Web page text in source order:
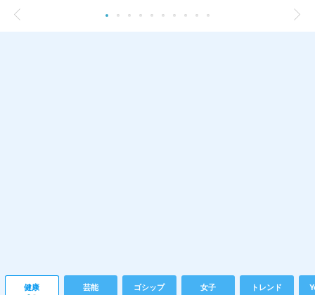
健康 芸能 ゴシップ 女子 トレンド